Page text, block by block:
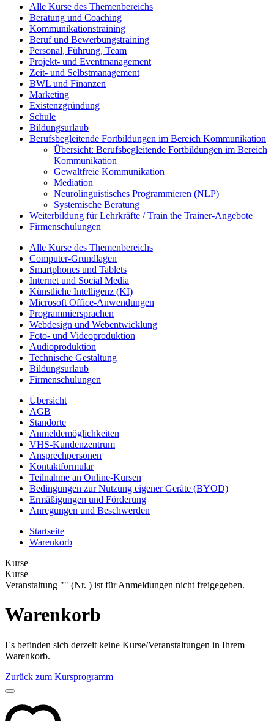
Alle Kurse des Themenbereichs
Beratung und Coaching
Kommunikationstraining
Beruf und Bewerbungstraining
Personal, Führung, Team
Projekt- und Eventmanagement
Zeit- und Selbstmanagement
BWL und Finanzen
Marketing
Existenzgründung
Schule
Bildungsurlaub
Berufsbegleitende Fortbildungen im Bereich Kommunikation
Übersicht: Berufsbegleitende Fortbildungen im Bereich
Kommunikation
Gewaltfreie Kommunikation
Mediation
Neurolinguistisches Programmieren (NLP)
Systemische Beratung
Weiterbildung für Lehrkräfte / Train the Trainer-Angebote
Firmenschulungen
Alle Kurse des Themenbereichs
Computer-Grundlagen
Smartphones und Tablets
Internet und Social Media
Künstliche Intelligenz (KI)
Microsoft Office-Anwendungen
Programmiersprachen
Webdesign und Webentwicklung
Foto- und Videoproduktion
Audioproduktion
Technische Gestaltung
Bildungsurlaub
Firmenschulungen
Übersicht
AGB
Standorte
Anmeldemöglichkeiten
VHS-Kundenzentrum
Ansprechpersonen
Kontaktformular
Teilnahme an Online-Kursen
Bedingungen zur Nutzung eigener Geräte (BYOD)
Ermäßigungen und Förderung
Anregungen und Beschwerden
Startseite
Warenkorb
Kurse
Kurse
Veranstaltung "" (Nr. ) ist für Anmeldungen nicht freigegeben.
Warenkorb
Es befinden sich derzeit keine Kurse/Veranstaltungen in Ihrem
Warenkorb.
Zurück zum Kursprogramm